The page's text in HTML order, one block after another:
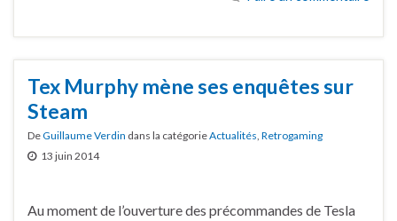
Tex Murphy mène ses enquêtes sur
Steam
DeGuillaume Verdin dans la catégorieActualités Retrogaming
13 juin 2014
Au moment de l’ouverture des précommandes de Tesla